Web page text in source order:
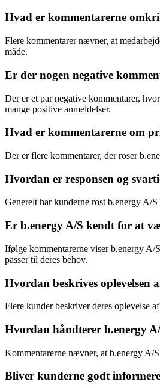
Hvad er kommentarerne
Flere kommentarer nævner, at
måde.
Er der nogen negative
Der er et par negative kommentarer,
mange positive anmeldelser.
Hvad er kommentarerne om
Der er flere kommentarer, der roser
Hvordan er responsen og
Generelt har kunderne rost b.energy A/
Er b.energy A/S kendt for at
Ifølge kommentarerne viser b.energy A/
passer til deres behov.
Hvordan beskrives oplevelsen
Flere kunder beskriver deres oplevelse
Hvordan håndterer b.energy
Kommentarerne nævner, at b.energy A/
Bliver kunderne godt